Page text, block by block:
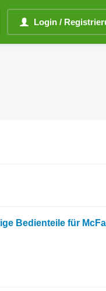
Login /
Bedienteile für